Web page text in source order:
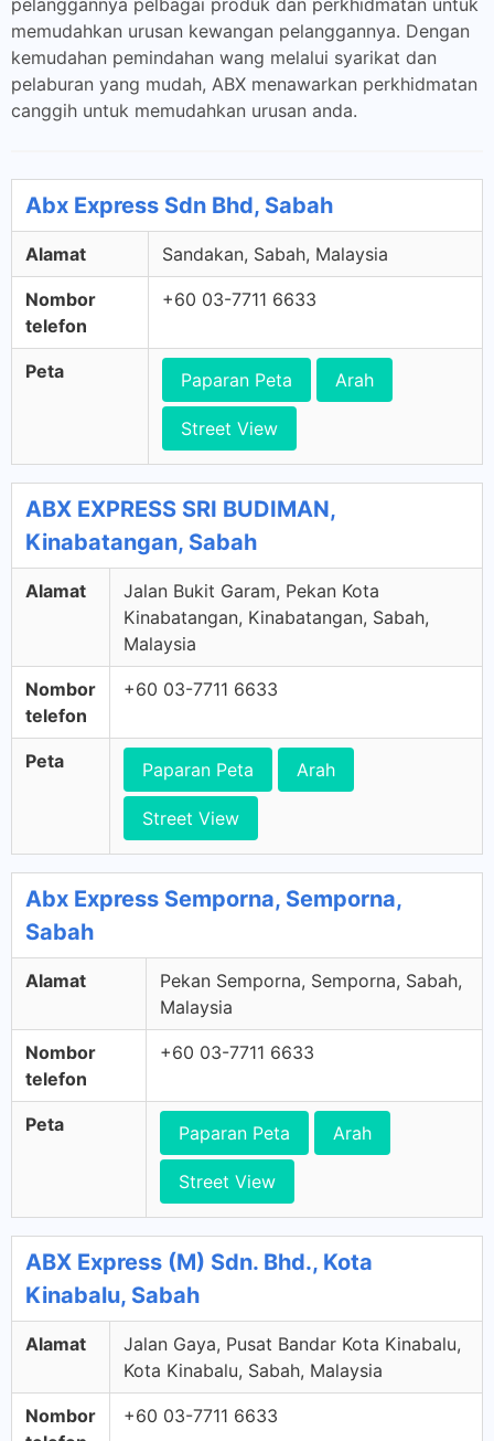
pelanggannya pelbagai produk dan perkhidmatan untuk
memudahkan urusan kewangan pelanggannya. Dengan
kemudahan pemindahan wang melalui syarikat dan
pelaburan yang mudah, ABX menawarkan perkhidmatan
canggih untuk memudahkan urusan anda.
Abx Express Sdn Bhd, Sabah
Alamat Sandakan, Sabah, Malaysia
Nombor
telefon
+60 03-7711 6633
Peta Paparan Peta Arah
Street View
ABX EXPRESS SRI BUDIMAN,
Kinabatangan, Sabah
Alamat
Jalan Bukit Garam, Pekan Kota
Kinabatangan, Kinabatangan, Sabah,
Malaysia
Nombor
telefon
+60 03-7711 6633
Peta Paparan Peta Arah
Street View
Abx Express Semporna, Semporna,
Sabah
Alamat
Pekan Semporna, Semporna, Sabah,
Malaysia
Nombor
telefon
+60 03-7711 6633
Peta Paparan Peta Arah
Street View
ABX Express (M) Sdn. Bhd., Kota
Kinabalu, Sabah
Alamat
Jalan Gaya, Pusat Bandar Kota Kinabalu,
Kota Kinabalu, Sabah, Malaysia
Nombor
+60 03-7711 6633